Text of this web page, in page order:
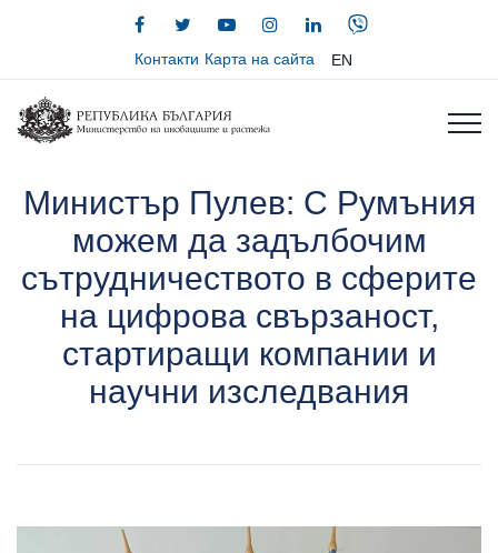
Контакти Карта на сайта EN
Министър Пулев: С Румъния
можем да задълбочим
сътрудничеството в сферите
на цифрова свързаност,
стартиращи компании и
научни изследвания